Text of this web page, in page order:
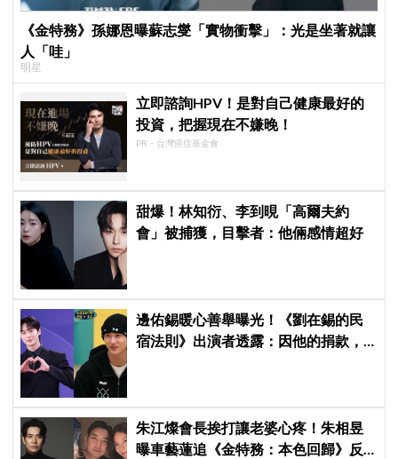
《金特務》孫娜恩曝蘇志燮「實物衝擊」：光是坐著就讓
人「哇」
明星
立即諮詢HPV！是對自己健康最好的
投資，把握現在不嫌晚！
PR・台灣癌症基金會
甜爆！林知衍、李到晛「高爾夫約
會」被捕獲，目擊者：他倆感情超好
邊佑錫暖心善舉曝光！《劉在錫的民
宿法則》出演者透露：因他的捐款，
朱江燦會長挨打讓老婆心疼！朱相昱
曝車藝蓮追《金特務：本色回歸》反